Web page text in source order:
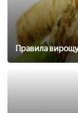
Правила